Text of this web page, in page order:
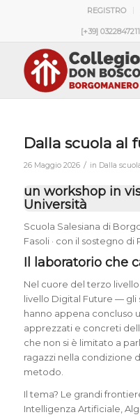
REGISTRO
[+39]
Dalla scuola al
26 Maggio 2026 / in Dalla
un workshop in
Università
Scuola Salesiana di
Fasoli · con il sostegno di
Il laboratorio che
Nel cuore del terzo
livello Digital Future —
hanno appena concluso
apprezzati e concreti
che non si è limitato a
ragazzi nella condizione
metodo.
Il tema? Le grandi
Intelligenza Artificiale,